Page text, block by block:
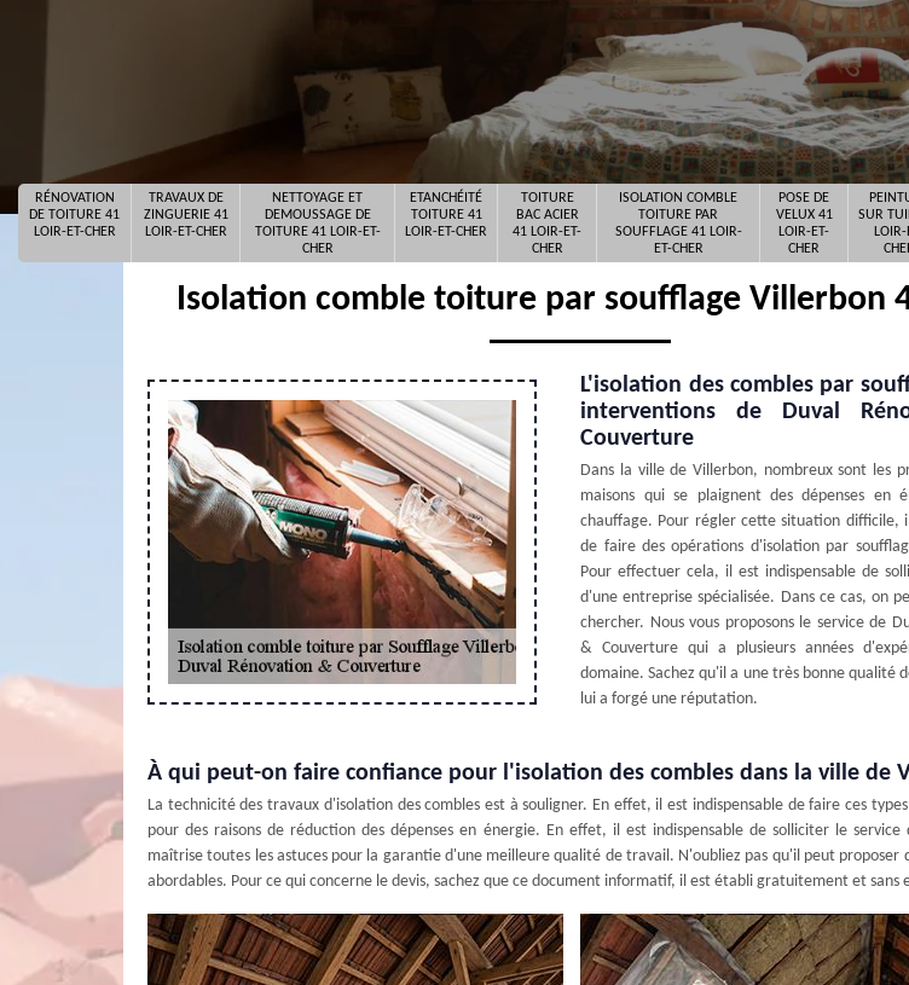
RÉNOVATION
DE TOITURE 41
LOIR-ET-CHER
TRAVAUX DE
ZINGUERIE 41
LOIR-ET-CHER
NETTOYAGE ET
DEMOUSSAGE DE
TOITURE 41 LOIR-ET-
CHER
ETANCHÉITÉ
TOITURE 41
LOIR-ET-CHER
TOITURE
BAC ACIER
41 LOIR-ET-
CHER
ISOLATION COMBLE
TOITURE PAR
SOUFFLAGE 41 LOIR-
ET-CHER
POSE DE
VELUX 41
LOIR-ET-
CHER
SUR
LOIR-
Isolation comble toiture par soufflage Villerbon
L'isolation des combles par
interventions de Duval
Couverture
Dans la ville de Villerbon, nombreux sont les
maisons qui se plaignent des dépenses en
chauffage. Pour régler cette situation difficile,
de faire des opérations d'isolation par
Pour effectuer cela, il est indispensable de
d'une entreprise spécialisée. Dans ce cas, on
chercher. Nous vous proposons le service de
& Couverture qui a plusieurs années
domaine. Sachez qu'il a une très bonne qualité
lui a forgé une réputation.
À qui peut-on faire confiance pour l'isolation des combles dans la ville de
La technicité des travaux d'isolation des combles est à souligner. En effet, il est indispensable de faire ces
pour des raisons de réduction des dépenses en énergie. En effet, il est indispensable de solliciter le
maîtrise toutes les astuces pour la garantie d'une meilleure qualité de travail. N'oubliez pas qu'il peut proposer
abordables. Pour ce qui concerne le devis, sachez que ce document informatif, il est établi gratuitement et sans